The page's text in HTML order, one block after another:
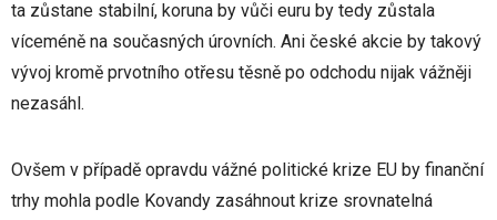
ta zůstane stabilní, koruna by vůči euru by tedy zůstala
víceméně na současných úrovních. Ani české akcie by takový
vývoj kromě prvotního otřesu těsně po odchodu nijak vážněji
nezasáhl.
Ovšem v případě opravdu vážné politické krize EU by finanční
trhy mohla podle Kovandy zasáhnout krize srovnatelná